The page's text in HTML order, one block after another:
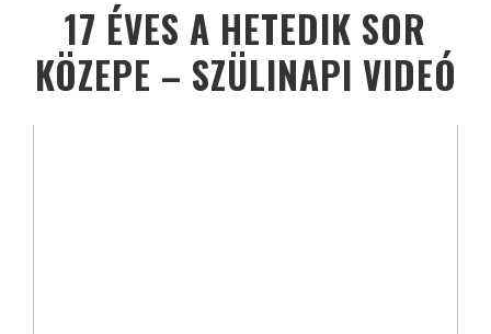
17 ÉVES A HETEDIK SOR
KÖZEPE – SZÜLINAPI VIDEÓ